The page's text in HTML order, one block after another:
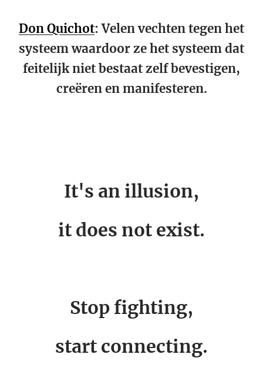
Don Quichot: Velen vechten tegen het
systeem waardoor ze het systeem dat
feitelijk niet bestaat zelf bevestigen,
creëren en manifesteren.
It's an illusion,
it does not exist.
Stop fighting,
start connecting.